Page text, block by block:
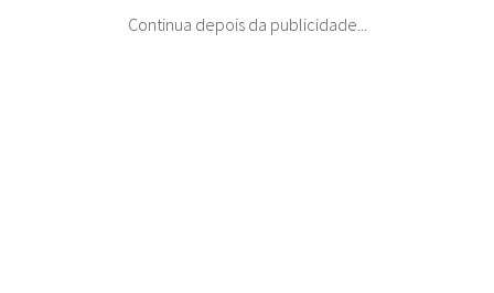
Continua depois da publicidade...